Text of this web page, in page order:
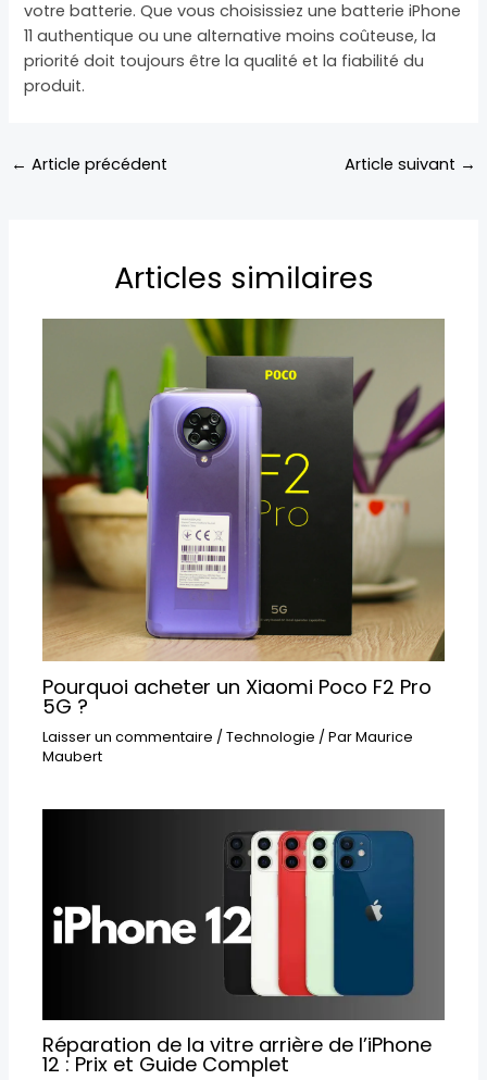
votre batterie. Que vous choisissiez une batterie iPhone
11 authentique ou une alternative moins coûteuse, la
priorité doit toujours être la qualité et la fiabilité du
produit.
← Article précédent Article suivant →
Articles similaires
Pourquoi acheter un Xiaomi Poco F2 Pro
5G ?
Laisser un commentaire /Technologie / ParMaurice
Maubert
Réparation de la vitre arrière de l’iPhone
12 : Prix et Guide Complet